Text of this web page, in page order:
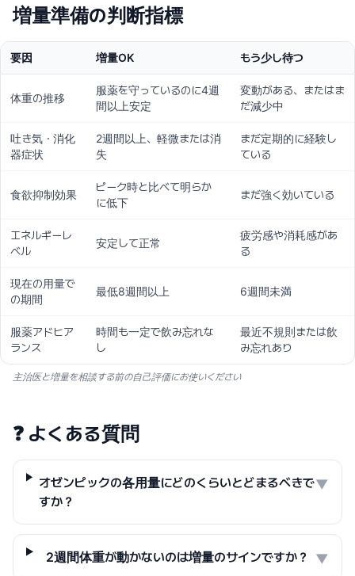
増量準備の判断指標
要因 増量OK もう少し待つ
体重の推移
服薬を守っているのに4週
間以上安定
変動がある、またはま
だ減少中
吐き気・消化
器症状
2週間以上、軽微または消
失
まだ定期的に経験し
ている
食欲抑制効果
ピーク時と比べて明らか
に低下
まだ強く効いている
エネルギーレ
ベル
安定して正常
疲労感や消耗感があ
る
現在の用量で
の期間
最低8週間以上 6週間未満
服薬アドヒア
ランス
時間も一定で飲み忘れな
し
最近不規則または飲
み忘れあり
主治医と増量を相談する前の自己評価にお使いください
❓ よくある質問
オゼンピックの各用量にどのくらいとどまるべきで
すか？
▼
2週間体重が動かないのは増量のサインですか？ ▼